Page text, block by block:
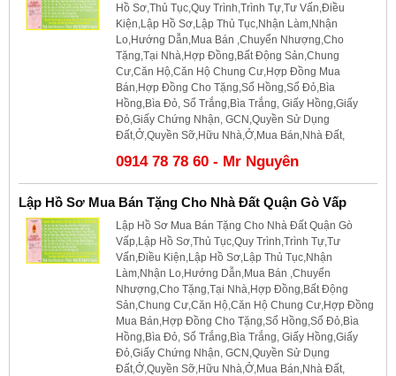
Hồ Sơ,Thủ Tục,Quy Trình,Trình Tự,Tư Vấn,Điều
Kiện,Lập Hồ Sơ,Lập Thủ Tục,Nhận Làm,Nhận
Lo,Hướng Dẫn,Mua Bán ,Chuyển Nhượng,Cho
Tặng,Tại Nhà,Hợp Đồng,Bất Động Sản,Chung
Cư,Căn Hộ,Căn Hộ Chung Cư,Hợp Đồng Mua
Bán,Hợp Đồng Cho Tặng,Sổ Hồng,Sổ Đỏ,Bìa
Hồng,Bìa Đỏ, Sổ Trắng,Bìa Trắng, Giấy Hồng,Giấy
Đỏ,Giấy Chứng Nhận, GCN,Quyền Sử Dụng
Đất,Ở,Quyền Sỡ,Hữu Nhà,Ở,Mua Bán,Nhà Đất,
0914 78 78 60 - Mr Nguyên
Lập Hồ Sơ Mua Bán Tặng Cho Nhà Đất Quận Gò Vấp
Lập Hồ Sơ Mua Bán Tặng Cho Nhà Đất Quận Gò
Vấp,Lập Hồ Sơ,Thủ Tục,Quy Trình,Trình Tự,Tư
Vấn,Điều Kiện,Lập Hồ Sơ,Lập Thủ Tục,Nhận
Làm,Nhận Lo,Hướng Dẫn,Mua Bán ,Chuyển
Nhượng,Cho Tặng,Tại Nhà,Hợp Đồng,Bất Động
Sản,Chung Cư,Căn Hộ,Căn Hộ Chung Cư,Hợp Đồng
Mua Bán,Hợp Đồng Cho Tặng,Sổ Hồng,Sổ Đỏ,Bìa
Hồng,Bìa Đỏ, Sổ Trắng,Bìa Trắng, Giấy Hồng,Giấy
Đỏ,Giấy Chứng Nhận, GCN,Quyền Sử Dụng
Đất,Ở,Quyền Sỡ,Hữu Nhà,Ở,Mua Bán,Nhà Đất,